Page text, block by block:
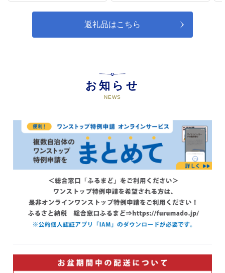
次世代を担う子どもたちが、ふる
さとへの誇りと愛着を持ち、ふる
さと邑南町を支えるたくましい人
材へと成長できるよう、町内２つ
の県立学校の教育活動等の充実を
返礼品はこちら
お知らせ
NEWS